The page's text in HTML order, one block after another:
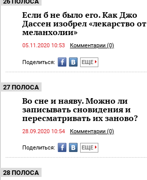
Если б не было его. Как Джо
Дассен изобрел «лекарство от
меланхолии»
05.11.2020 10:53 Комментарии (0)
Поделиться: ЕЩЕ
27 ПОЛОСА
Во сне и наяву. Можно ли
записывать сновидения и
пересматривать их заново?
28.09.2020 10:54 Комментарии (0)
Поделиться: ЕЩЕ
28 ПОЛОСА